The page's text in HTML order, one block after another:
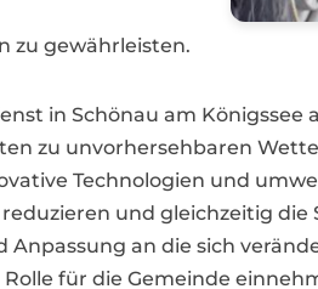
zu gewährleisten.
in Schönau am Königssee
zu unvorhersehbaren
Technologien und
und gleichzeitig die
an die sich
für die Gemeinde